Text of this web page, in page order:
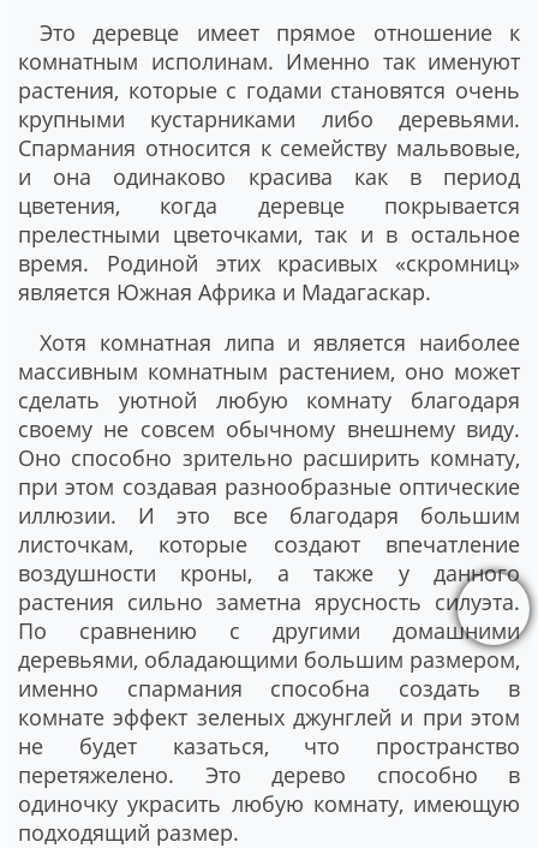
Это деревце имеет прямое отношение к
комнатным исполинам. Именно так именуют
растения, которые с годами становятся очень
крупными кустарниками либо деревьями.
Спармания относится к семейству мальвовые,
и она одинаково красива как в период
цветения, когда деревце покрывается
прелестными цветочками, так и в остальное
время. Родиной этих красивых «скромниц»
является Южная Африка и Мадагаскар.
Хотя комнатная липа и является наиболее
массивным комнатным растением, оно может
сделать уютной любую комнату благодаря
своему не совсем обычному внешнему виду.
Оно способно зрительно расширить комнату,
при этом создавая разнообразные оптические
иллюзии. И это все благодаря большим
листочкам, которые создают впечатление
воздушности кроны, а также у данного
растения сильно заметна ярусность силуэта.
По сравнению с другими домашними
деревьями, обладающими большим размером,
именно спармания способна создать в
комнате эффект зеленых джунглей и при этом
не будет казаться, что пространство
перетяжелено. Это дерево способно в
одиночку украсить любую комнату, имеющую
подходящий размер.